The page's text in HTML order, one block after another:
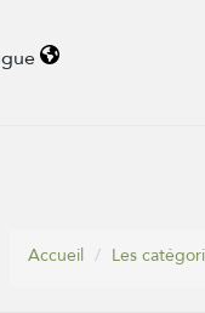
Accueil Les